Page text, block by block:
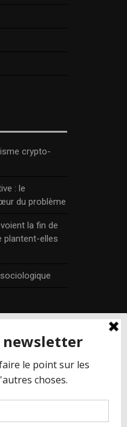
crypto-
: le
du problème
la fin de
plantent-elles
Mais où
part aux
en